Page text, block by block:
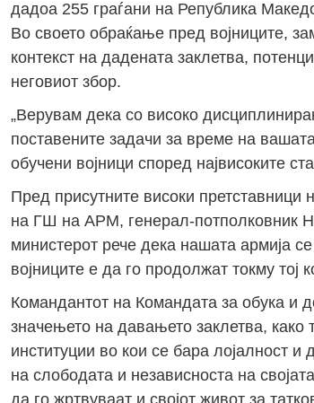
дадоа 255 граѓани на Република
Во своето обраќање пред војниците,
контекст на дадената заклетва,
неговиот збор.
„Верувам дека со високо
поставените задачи за време на
обучени војници според највисоките
Пред присутните високи
на ГШ на АРМ, генерал-потполковник
министерот рече дека нашата армија
војниците е да го продолжат токму тој
Командантот на Командата за обука и
значењето на давањето заклетва, како
институции во кои се бара лојалност
на слободата и независноста на
да го жртвуваат и својот живот за